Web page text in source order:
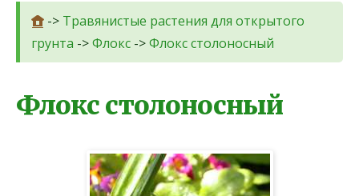
-> Травянистые растения для открытого
грунта ->Флокс ->Флокс столоносный
Флокс столоносный